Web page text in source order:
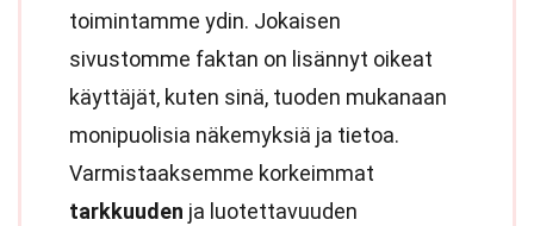
toimintamme ydin. Jokaisen
sivustomme faktan on lisännyt oikeat
käyttäjät, kuten sinä, tuoden mukanaan
monipuolisia näkemyksiä ja tietoa.
Varmistaaksemme korkeimmat
tarkkuuden ja luotettavuuden